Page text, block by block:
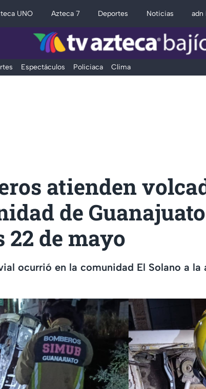
UNO Azteca 7 Deportes Noticias adn
Espectáculos Policiaca Clima
atienden
de
22 de mayo
ocurrió en la comunidad El Solano a